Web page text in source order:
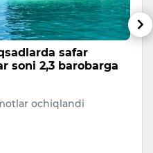
safar
soni 2,3 barobarga
ochiqlandi